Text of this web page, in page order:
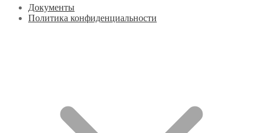
Документы
Политика конфиденциальности